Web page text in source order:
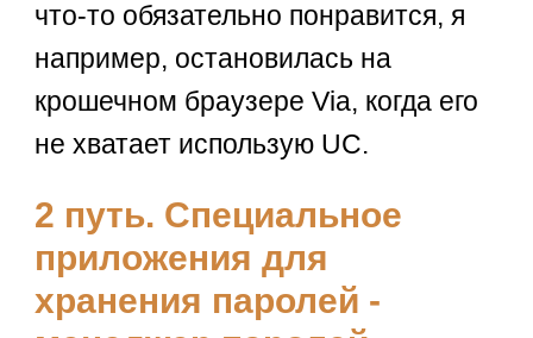
что-то обязательно понравится, я
например, остановилась на
крошечном браузере Via, когда его
не хватает использую UC.
2 путь. Специальное
приложения для
хранения паролей -